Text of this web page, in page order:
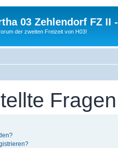
03 Zehlendorf FZ II
der zweiten Freizeit von H03!
Fragen